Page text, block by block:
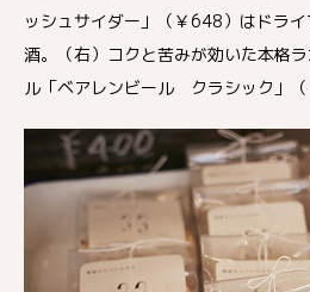
ッシュサイダー」（￥648）はドラ
酒。（右）コクと苦みが効いた本格
ル「ベアレンビール クラシック」（